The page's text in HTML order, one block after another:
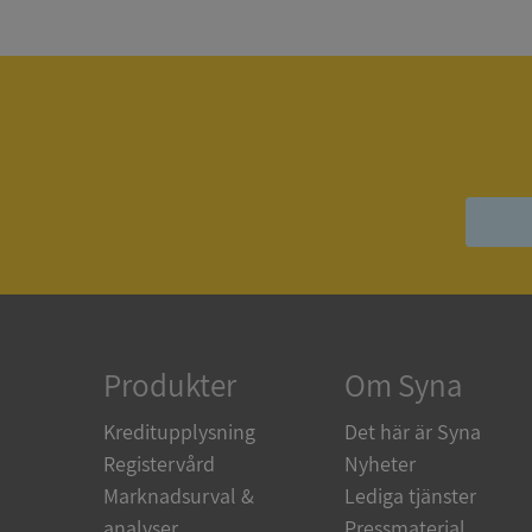
Produkter
Kreditupplysning
Registervård
Marknadsurval &
Om Syna
Det här är Syna
Nyheter
Lediga tjänster
ASP.NET_SessionId
ARRAffinity